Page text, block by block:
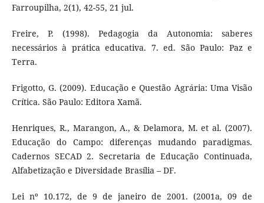
Farroupilha, 2(1), 42-55, 21 jul.
Freire, P. (1998). Pedagogia da Autonomia: saberes
necessários à prática educativa. 7. ed. São Paulo: Paz e
Terra.
Frigotto, G. (2009). Educação e Questão Agrária: Uma Visão
Crítica. São Paulo: Editora Xamã.
Henriques, R., Marangon, A., & Delamora, M. et al. (2007).
Educação do Campo: diferenças mudando paradigmas.
Cadernos SECAD 2. Secretaria de Educação Continuada,
Alfabetização e Diversidade Brasília – DF.
Lei nº 10.172, de 9 de janeiro de 2001. (2001a, 09 de